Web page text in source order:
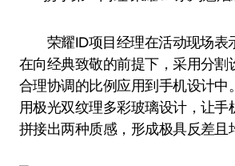
荣耀ID项目经理在活动现场表
在向经典致敬的前提下，采用分割
合理协调的比例应用到手机设计中
用极光双纹理多彩玻璃设计，让手
拼接出两种质感，形成极具反差且